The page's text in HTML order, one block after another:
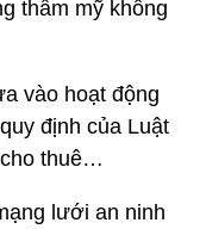
thẩm mỹ không
vào hoạt động
định của Luật
thuê…
lưới an ninh